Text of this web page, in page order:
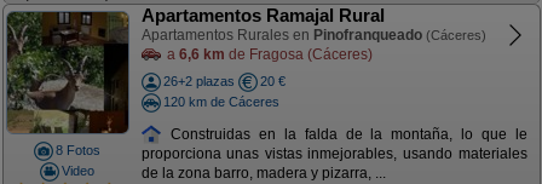
8 Fotos
Video
Apartamentos Ramajal Rural
Apartamentos Rurales en Pinofranqueado (Cáceres)
a 6,6 km de Fragosa (Cáceres)
26+2 plazas
20 €
120 km de Cáceres
Construidas en la falda de la montaña, lo que le
proporciona unas vistas inmejorables, usando materiales
de la zona barro, madera y pizarra, ...